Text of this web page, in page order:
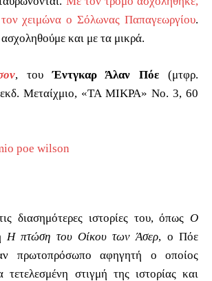
χειμώνα ο Σόλωνας Παπαγεωργίου.
και με τα μικρά.
, τουΈντγκαρ Άλαν Πόε (μτφρ.
εκδ. Μεταίχμιο, «ΤΑ ΜΙΚΡΑ» Νο. 3, 60
διασημότερες ιστορίες του, όπως Ο
Η πτώση του Οίκου των Άσερ, ο Πόε
πρωτοπρόσωπο αφηγητή ο οποίος
τετελεσμένη στιγμή της ιστορίας και